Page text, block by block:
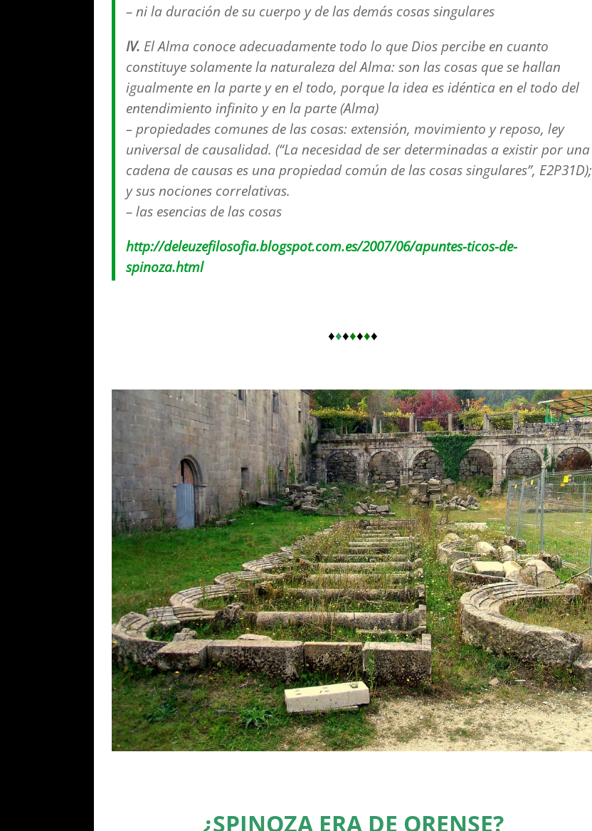
– ni la duración de su cuerpo y de las demás cosas singulares
IV. El Alma conoce adecuadamente todo lo que Dios percibe en cuanto
constituye solamente la naturaleza del Alma: son las cosas que se hallan
igualmente en la parte y en el todo, porque la idea es idéntica en el todo del
entendimiento infinito y en la parte (Alma)
– propiedades comunes de las cosas: extensión, movimiento y reposo, ley
universal de causalidad. (“La necesidad de ser determinadas a existir por una
cadena de causas es una propiedad común de las cosas singulares”, E2P31D);
y sus nociones correlativas.
– las esencias de las cosas
http://deleuzefilosofia.blogspot.com.es/2007/06/apuntes-ticos-de-
spinoza.html
♦♦♦♦♦♦♦
¿SPINOZA ERA DE ORENSE?